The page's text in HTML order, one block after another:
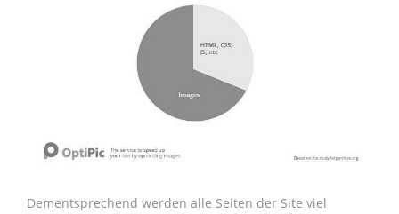
Dementsprechend werden alle Seiten der Site viel